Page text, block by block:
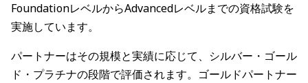
FoundationレベルからAdvancedレベルまでの資格試験を
実施しています。
パートナーはその規模と実績に応じて、シルバー・ゴール
ド・プラチナの段階で評価されます。ゴールドパートナー